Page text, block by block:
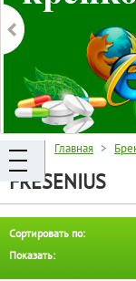
Главная >
FRESENIUS
Сортировать по:
Показать: